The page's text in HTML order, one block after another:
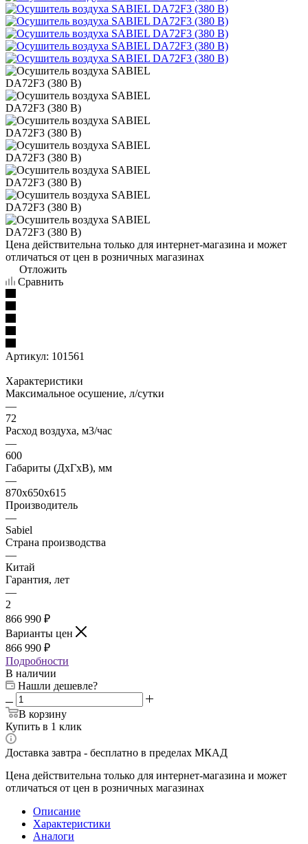
Цена действительна только для интернет-магазина и может
отличаться от цен в розничных магазинах
Отложить
Сравнить
Артикул: 101561
Характеристики
Максимальное осушение, л/сутки
—
72
Расход воздуха, м3/час
—
600
Габариты (ДxГxВ), мм
—
870х650x615
Производитель
—
Sabiel
Страна производства
—
Китай
Гарантия, лет
—
2
866 990 ₽
Варианты цен
866 990 ₽
Подробности
В наличии
Нашли дешевле?
В корзину
Купить в 1 клик
Доставка завтра - бесплатно в пределах МКАД
Цена действительна только для интернет-магазина и может
отличаться от цен в розничных магазинах
Описание
Характеристики
Аналоги